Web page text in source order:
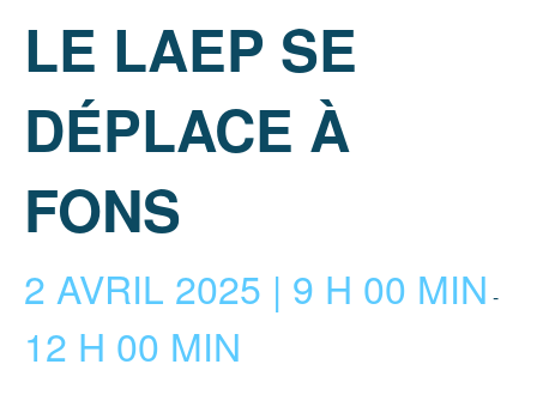
LE LAEP SE
DÉPLACE À
FONS
2 AVRIL 2025 | 9 H 00 MIN -
12 H 00 MIN